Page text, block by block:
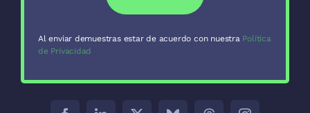
Al enviar demuestras estar de acuerdo con nuestra Política
de Privacidad